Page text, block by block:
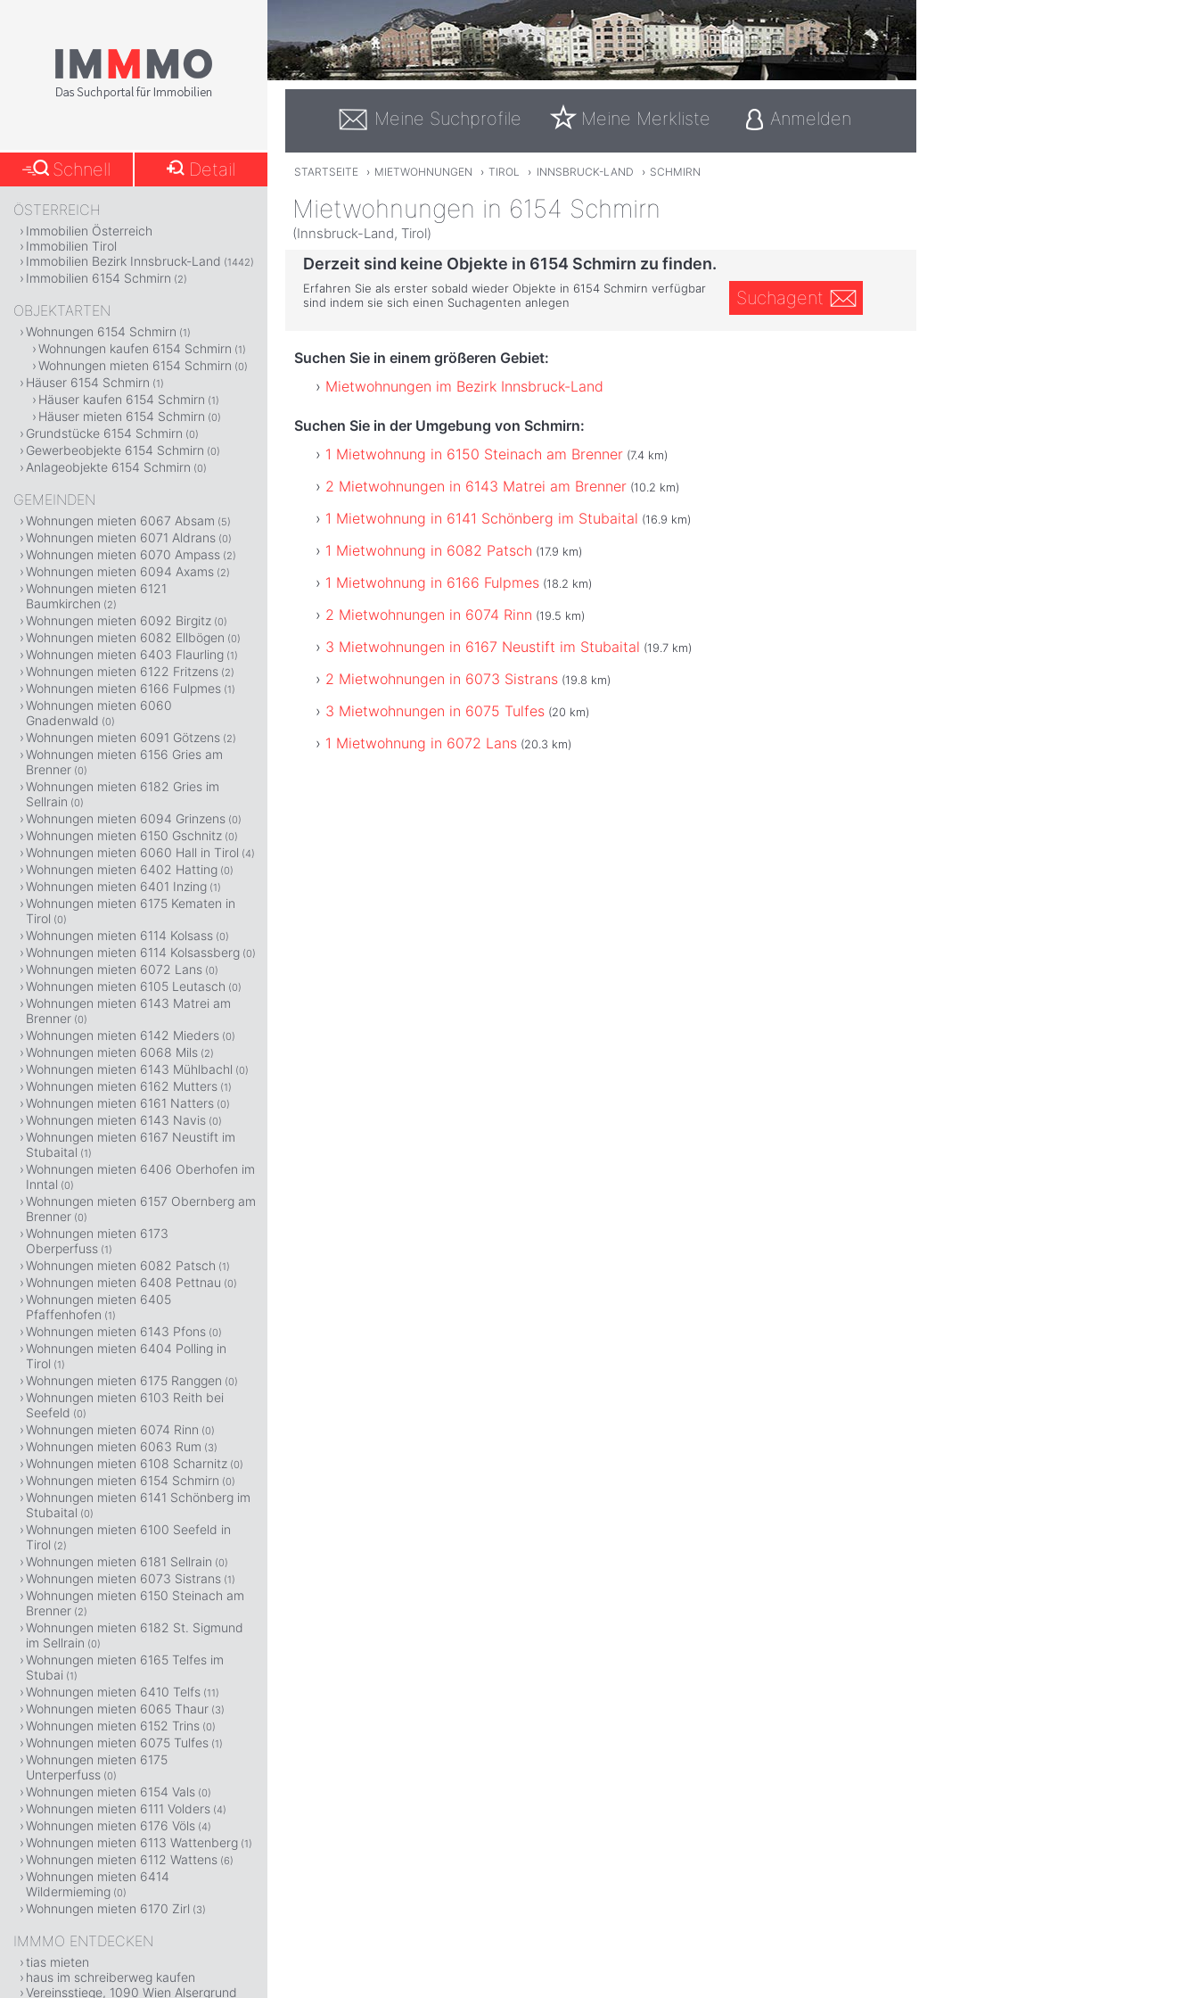
Meine Suchprofile Meine Merkliste Anmelden
STARTSEITE › MIETWOHNUNGEN › TIROL › INNSBRUCK-LAND › SCHMIRN
Mietwohnungen in 6154 Schmirn
(Innsbruck-Land, Tirol)
Derzeit sind keine Objekte in 6154 Schmirn zu finden.
Erfahren Sie als erster sobald wieder Objekte in 6154 Schmirn verfügbar
sind indem sie sich einen Suchagenten anlegen
Suchagent
Suchen Sie in einem größeren Gebiet:
Mietwohnungen im Bezirk Innsbruck-Land
Suchen Sie in der Umgebung von Schmirn:
1 Mietwohnung in 6150 Steinach am Brenner (7.4 km)
2 Mietwohnungen in 6143 Matrei am Brenner (10.2 km)
1 Mietwohnung in 6141 Schönberg im Stubaital (16.9 km)
1 Mietwohnung in 6082 Patsch (17.9 km)
1 Mietwohnung in 6166 Fulpmes (18.2 km)
2 Mietwohnungen in 6074 Rinn (19.5 km)
3 Mietwohnungen in 6167 Neustift im Stubaital (19.7 km)
2 Mietwohnungen in 6073 Sistrans (19.8 km)
3 Mietwohnungen in 6075 Tulfes (20 km)
1 Mietwohnung in 6072 Lans (20.3 km)
Schnell Detail
ÖSTERREICH
Immobilien Österreich
Immobilien Tirol
Immobilien Bezirk Innsbruck-Land (1442)
Immobilien 6154 Schmirn (2)
OBJEKTARTEN
Wohnungen 6154 Schmirn (1)
Wohnungen kaufen 6154 Schmirn (1)
Wohnungen mieten 6154 Schmirn (0)
Häuser 6154 Schmirn (1)
Häuser kaufen 6154 Schmirn (1)
Häuser mieten 6154 Schmirn (0)
Grundstücke 6154 Schmirn (0)
Gewerbeobjekte 6154 Schmirn (0)
Anlageobjekte 6154 Schmirn (0)
GEMEINDEN
Wohnungen mieten 6067 Absam (5)
Wohnungen mieten 6071 Aldrans (0)
Wohnungen mieten 6070 Ampass (2)
Wohnungen mieten 6094 Axams (2)
Wohnungen mieten 6121
Baumkirchen (2)
Wohnungen mieten 6092 Birgitz (0)
Wohnungen mieten 6082 Ellbögen (0)
Wohnungen mieten 6403 Flaurling (1)
Wohnungen mieten 6122 Fritzens (2)
Wohnungen mieten 6166 Fulpmes (1)
Wohnungen mieten 6060
Gnadenwald (0)
Wohnungen mieten 6091 Götzens (2)
Wohnungen mieten 6156 Gries am
Brenner (0)
Wohnungen mieten 6182 Gries im
Sellrain (0)
Wohnungen mieten 6094 Grinzens (0)
Wohnungen mieten 6150 Gschnitz (0)
Wohnungen mieten 6060 Hall in Tirol (4)
Wohnungen mieten 6402 Hatting (0)
Wohnungen mieten 6401 Inzing (1)
Wohnungen mieten 6175 Kematen in
Tirol (0)
Wohnungen mieten 6114 Kolsass (0)
Wohnungen mieten 6114 Kolsassberg (0)
Wohnungen mieten 6072 Lans (0)
Wohnungen mieten 6105 Leutasch (0)
Wohnungen mieten 6143 Matrei am
Brenner (0)
Wohnungen mieten 6142 Mieders (0)
Wohnungen mieten 6068 Mils (2)
Wohnungen mieten 6143 Mühlbachl (0)
Wohnungen mieten 6162 Mutters (1)
Wohnungen mieten 6161 Natters (0)
Wohnungen mieten 6143 Navis (0)
Wohnungen mieten 6167 Neustift im
Stubaital (1)
Wohnungen mieten 6406 Oberhofen im
Inntal (0)
Wohnungen mieten 6157 Obernberg am
Brenner (0)
Wohnungen mieten 6173
Oberperfuss (1)
Wohnungen mieten 6082 Patsch (1)
Wohnungen mieten 6408 Pettnau (0)
Wohnungen mieten 6405
Pfaffenhofen (1)
Wohnungen mieten 6143 Pfons (0)
Wohnungen mieten 6404 Polling in
Tirol (1)
Wohnungen mieten 6175 Ranggen (0)
Wohnungen mieten 6103 Reith bei
Seefeld (0)
Wohnungen mieten 6074 Rinn (0)
Wohnungen mieten 6063 Rum (3)
Wohnungen mieten 6108 Scharnitz (0)
Wohnungen mieten 6154 Schmirn (0)
Wohnungen mieten 6141 Schönberg im
Stubaital (0)
Wohnungen mieten 6100 Seefeld in
Tirol (2)
Wohnungen mieten 6181 Sellrain (0)
Wohnungen mieten 6073 Sistrans (1)
Wohnungen mieten 6150 Steinach am
Brenner (2)
Wohnungen mieten 6182 St. Sigmund
im Sellrain (0)
Wohnungen mieten 6165 Telfes im
Stubai (1)
Wohnungen mieten 6410 Telfs (11)
Wohnungen mieten 6065 Thaur (3)
Wohnungen mieten 6152 Trins (0)
Wohnungen mieten 6075 Tulfes (1)
Wohnungen mieten 6175
Unterperfuss (0)
Wohnungen mieten 6154 Vals (0)
Wohnungen mieten 6111 Volders (4)
Wohnungen mieten 6176 Völs (4)
Wohnungen mieten 6113 Wattenberg (1)
Wohnungen mieten 6112 Wattens (6)
Wohnungen mieten 6414
Wildermieming (0)
Wohnungen mieten 6170 Zirl (3)
IMMMO ENTDECKEN
tias mieten
haus im schreiberweg kaufen
Vereinsstiege, 1090 Wien Alsergrund